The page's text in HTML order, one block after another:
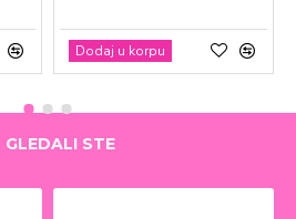
Dodaj u korpu
GLEDALI STE